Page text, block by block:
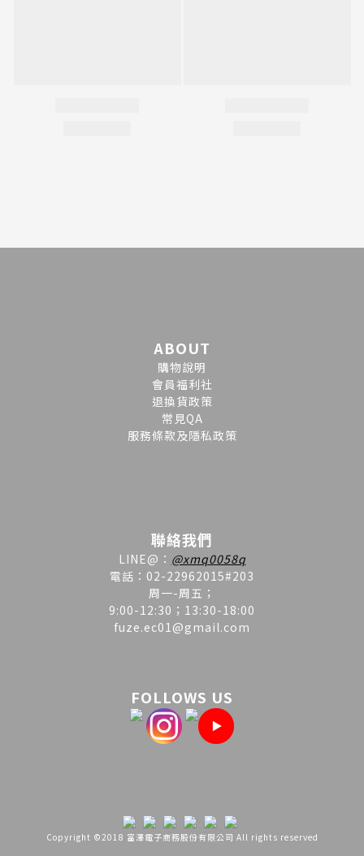
ABOUT
購物說明
會員福利社
退換貨政策
常見QA
服務條款及隱私政策
聯絡我們
LINE@ ： @xmq0058q
電話：02-22962015#203
周一-周五；
9:00-12:30；13:30-18:00
fuze.ec01@gmail.com
FOLLOWS US
Copyright ©2018 富澤電子商務股份有限公司 All rights reserved